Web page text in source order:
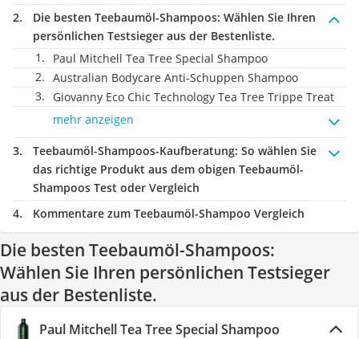
Die besten Teebaumöl-Shampoos: Wählen Sie Ihren
persönlichen Testsieger aus der Bestenliste.
Paul Mitchell Tea Tree Special Shampoo
Australian Bodycare Anti-Schuppen Shampoo
Giovanny Eco Chic Technology Tea Tree Trippe Treat
mehr anzeigen
Teebaumöl-Shampoos-Kaufberatung: So wählen Sie
das richtige Produkt aus dem obigen Teebaumöl-
Shampoos Test oder Vergleich
Kommentare zum Teebaumöl-Shampoo Vergleich
Die besten Teebaumöl-Shampoos:
Wählen Sie Ihren persönlichen Testsieger
aus der Bestenliste.
Paul Mitchell Tea Tree Special Shampoo